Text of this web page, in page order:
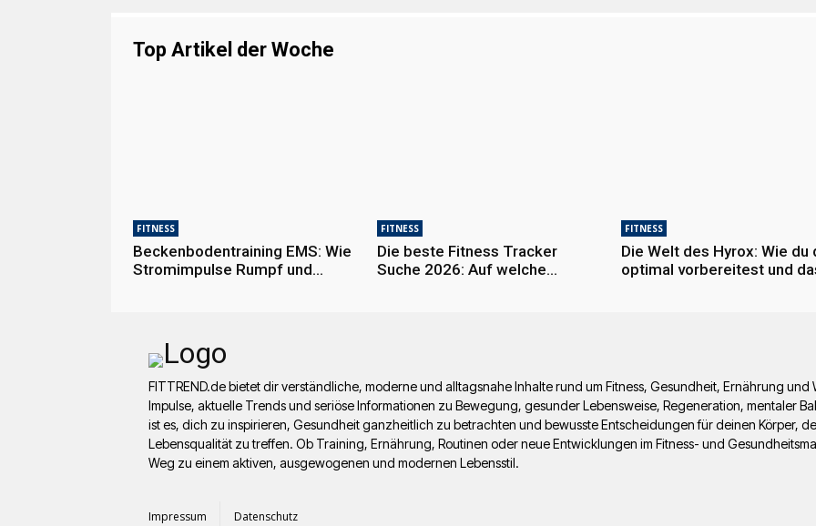
Top Artikel der Woche
FITNESS
Beckenbodentraining EMS: Wie
Stromimpulse Rumpf und
FITNESS
Die beste Fitness Tracker
Suche 2026: Auf welche
FITNESS
Die Welt des Hyrox: Wie du
optimal vorbereitest und
FITTREND.de bietet dir verständliche, moderne und alltagsnahe Inhalte rund um Fitness, Gesundheit, Ernährung
Impulse, aktuelle Trends und seriöse Informationen zu Bewegung, gesunder Lebensweise, Regeneration, mentaler
ist es, dich zu inspirieren, Gesundheit ganzheitlich zu betrachten und bewusste Entscheidungen für deinen Körper,
Lebensqualität zu treffen. Ob Training, Ernährung, Routinen oder neue Entwicklungen im Fitness- und
Weg zu einem aktiven, ausgewogenen und modernen Lebensstil.
Impressum Datenschutz